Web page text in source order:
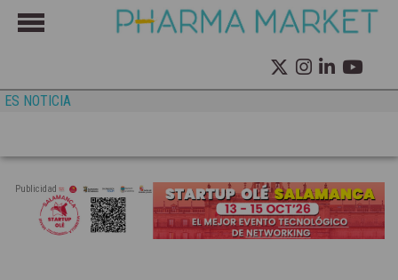
ES NOTICIA
Publicidad